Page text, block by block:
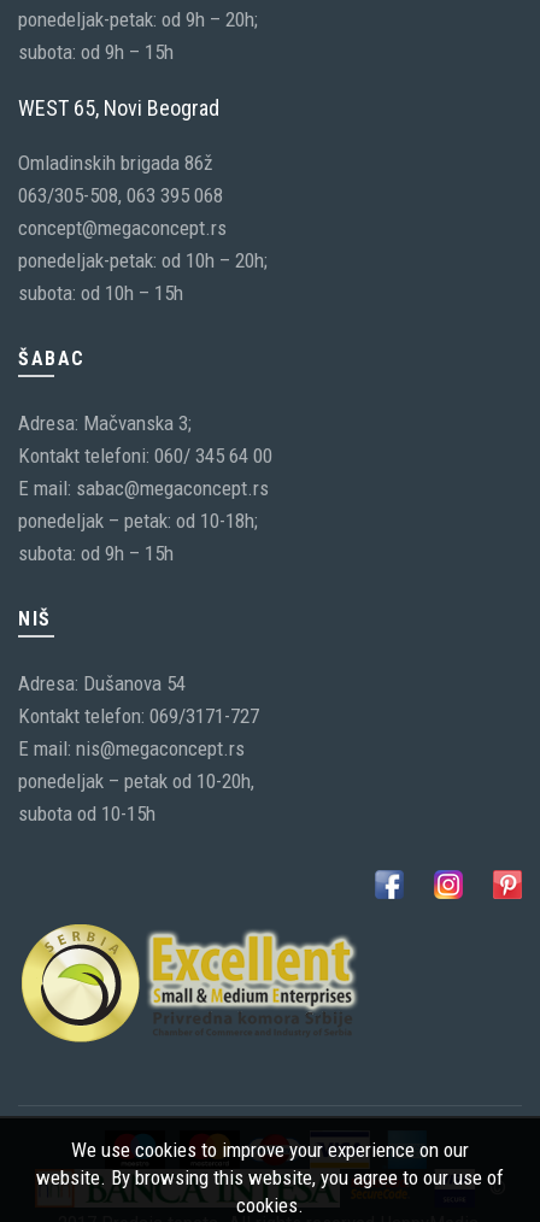
ponedeljak-petak: od 9h – 20h;
subota: od 9h – 15h
WEST 65, Novi Beograd
Omladinskih brigada 86ž
063/305-508, 063 395 068
concept@megaconcept.rs
ponedeljak-petak: od 10h – 20h;
subota: od 10h – 15h
ŠABAC
Adresa: Mačvanska 3;
Kontakt telefoni: 060/ 345 64 00
E mail: sabac@megaconcept.rs
ponedeljak – petak: od 10-18h;
subota: od 9h – 15h
NIŠ
Adresa: Dušanova 54
Kontakt telefon: 069/3171-727
E mail: nis@megaconcept.rs
ponedeljak – petak od 10-20h,
subota od 10-15h
©
We use cookies to improve your experience on our
website. By browsing this website, you agree to our use of
cookies.